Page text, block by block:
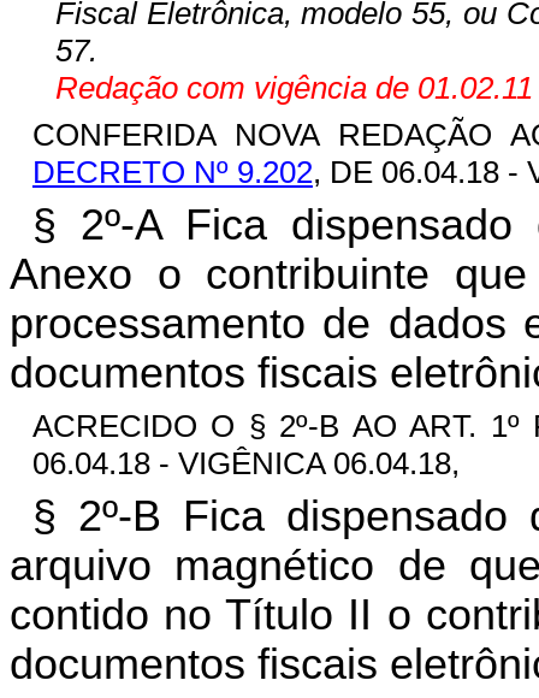
Fiscal Eletrônica, modelo 55, ou
57.
Redação com vigência de
CONFERIDA NOVA REDAÇÃO
DECRETO Nº 9.202, DE 06.04.18 -
§ 2º-A Fica
Anexo o contribuinte
processamento de dados
documentos fiscais
ACRECIDO O § 2º-B AO ART.
06.04.18 - VIGÊNICA 06.04.18,
§ 2º-B Fica dispensado
arquivo magnético de
contido no Título II o
documentos fiscais